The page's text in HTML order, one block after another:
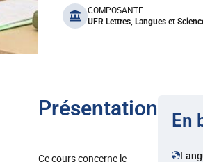
benefits
COMPOSANTE
UFR Lettres, Langues et
Présentation
Ce cours concerne le
En